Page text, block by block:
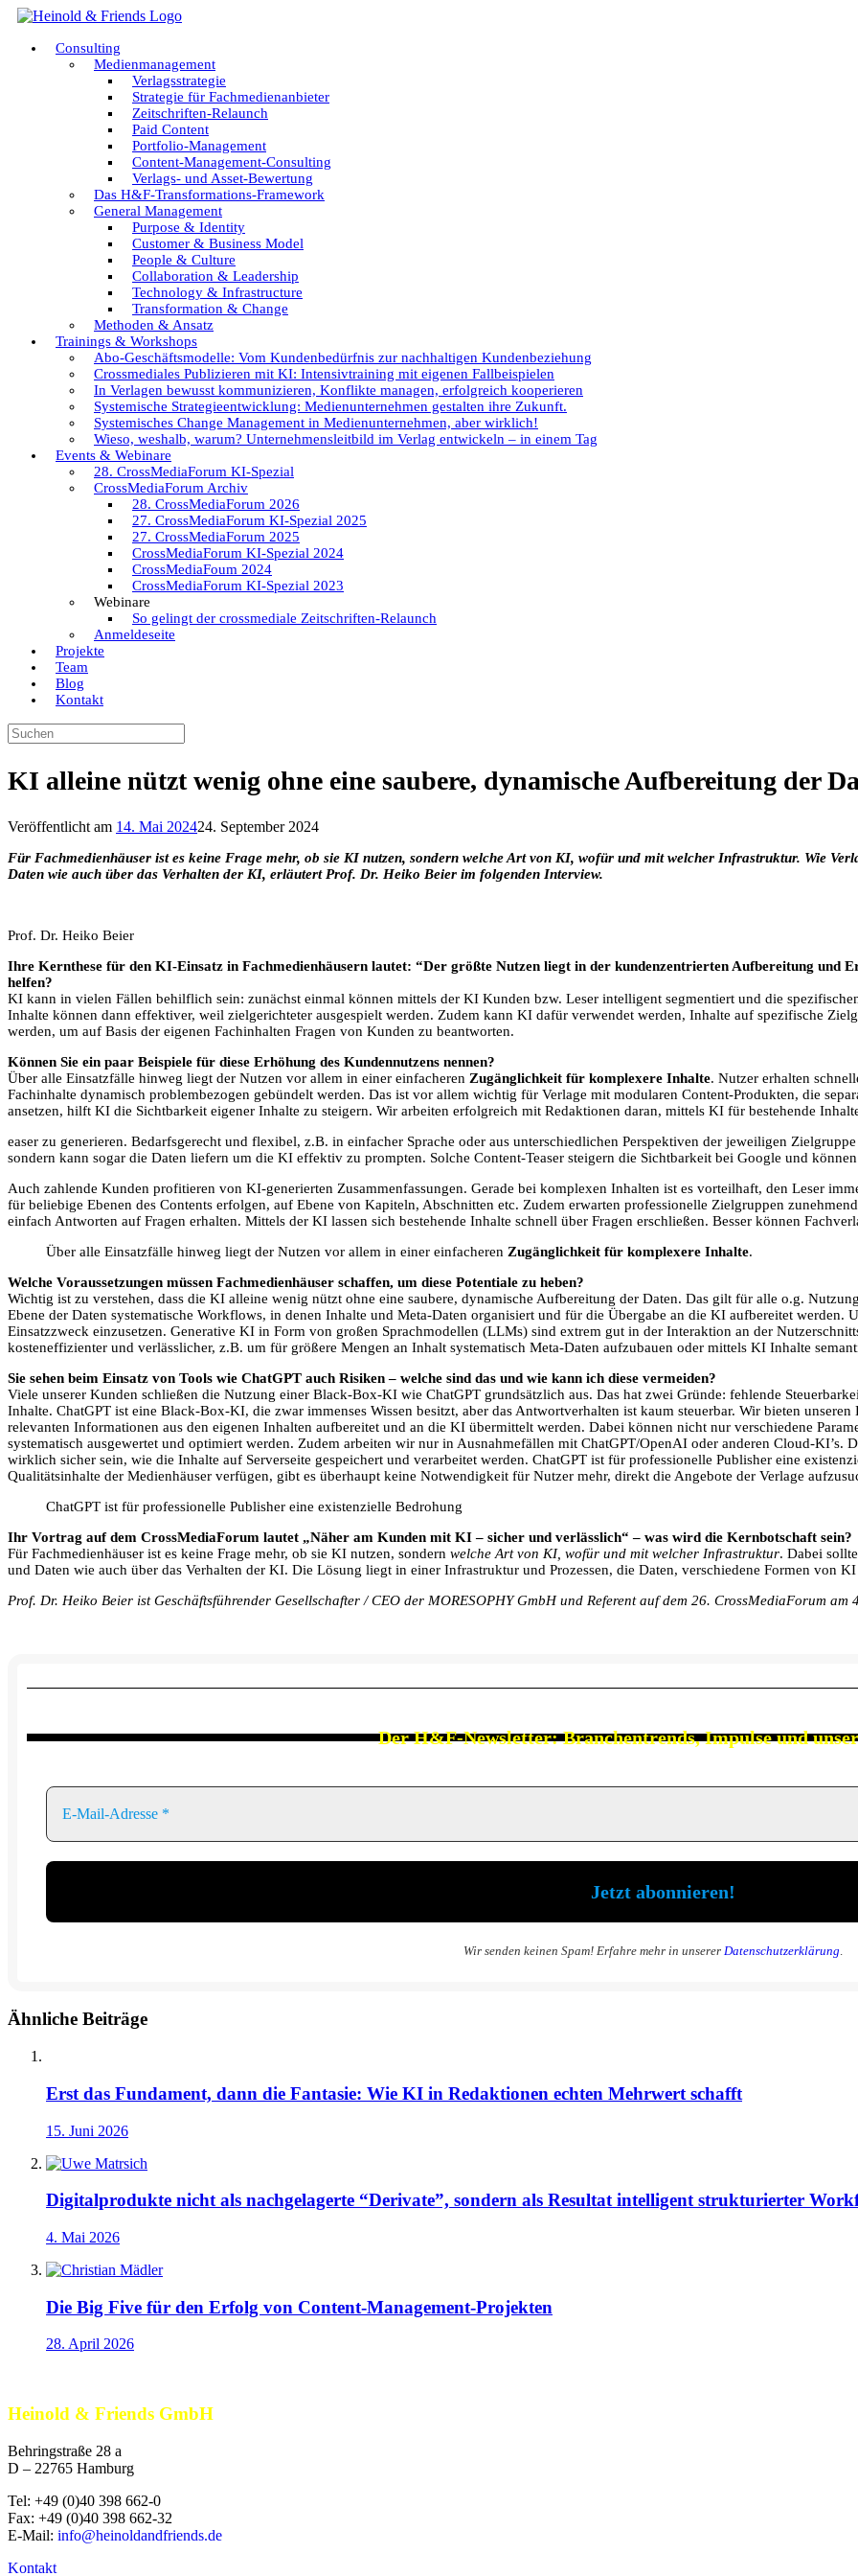
Zum
springenConsulting
Medienmanagement
Verlagsstrategie
Strategie für Fachmedienanbieter
Zeitschriften-Relaunch
Paid Content
Portfolio-Management
Content-Management-Consulting
Verlags- und Asset-Bewertung
Das H&F-Transformations-Framework
General Management
Purpose & Identity
Customer & Business Model
People & Culture
Collaboration & Leadership
Technology & Infrastructure
Transformation & Change
Methoden & Ansatz
Trainings & Workshops
Abo-Geschäftsmodelle: Vom Kundenbedürfnis zur nachhaltigen Kundenbeziehung
Crossmediales Publizieren mit KI: Intensivtraining mit eigenen Fallbeispielen
In Verlagen bewusst kommunizieren, Konflikte managen, erfolgreich kooperieren
Systemische Strategieentwicklung: Medienunternehmen gestalten ihre Zukunft.
Systemisches Change Management in Medienunternehmen, aber wirklich!
Wieso, weshalb, warum? Unternehmensleitbild im Verlag entwickeln – in einem Tag
Events & Webinare
28. CrossMediaForum KI-Spezial
CrossMediaForum Archiv
28. CrossMediaForum 2026
27. CrossMediaForum KI-Spezial 2025
27. CrossMediaForum 2025
CrossMediaForum KI-Spezial 2024
CrossMediaFoum 2024
CrossMediaForum KI-Spezial 2023
Webinare
So gelingt der crossmediale Zeitschriften-Relaunch
Anmeldeseite
Projekte
Team
Blog
Kontakt
Suchen
nach:
KI alleine nützt wenig ohne eine saubere, dynamische Aufbereitung der
Veröffentlicht am 14. Mai 202424. September 2024
Für Fachmedienhäuser ist es keine Frage mehr, ob sie KI nutzen, sondern welche Art von KI, wofür und mit welcher Infrastruktur. Wie
Daten wie auch über das Verhalten der KI, erläutert Prof. Dr. Heiko Beier im folgenden Interview.
Prof. Dr. Heiko Beier
Ihre Kernthese für den KI-Einsatz in Fachmedienhäusern lautet: “Der größte Nutzen liegt in der kundenzentrierten Aufbereitung und
helfen?
KI kann in vielen Fällen behilflich sein: zunächst einmal können mittels der KI Kunden bzw. Leser intelligent segmentiert und die
Inhalte können dann effektiver, weil zielgerichteter ausgespielt werden. Zudem kann KI dafür verwendet werden, Inhalte auf spezifische
werden, um auf Basis der eigenen Fachinhalten Fragen von Kunden zu beantworten.
Können Sie ein paar Beispiele für diese Erhöhung des Kundennutzens nennen?
Über alle Einsatzfälle hinweg liegt der Nutzen vor allem in einer einfacheren Zugänglichkeit für komplexere Inhalte. Nutzer erhalten
Fachinhalte dynamisch problembezogen gebündelt werden. Das ist vor allem wichtig für Verlage mit modularen Content-Produkten, die
ansetzen, hilft KI die Sichtbarkeit eigener Inhalte zu steigern. Wir arbeiten erfolgreich mit Redaktionen daran, mittels KI für bestehende
easer zu generieren. Bedarfsgerecht und flexibel, z.B. in einfacher Sprache oder aus unterschiedlichen Perspektiven der jeweiligen
sondern kann sogar die Daten liefern um die KI effektiv zu prompten. Solche Content-Teaser steigern die Sichtbarkeit bei Google und
Auch zahlende Kunden profitieren von KI-generierten Zusammenfassungen. Gerade bei komplexen Inhalten ist es vorteilhaft, den Leser
für beliebige Ebenen des Contents erfolgen, auf Ebene von Kapiteln, Abschnitten etc. Zudem erwarten professionelle Zielgruppen
einfach Antworten auf Fragen erhalten. Mittels der KI lassen sich bestehende Inhalte schnell über Fragen erschließen. Besser können
Über alle Einsatzfälle hinweg liegt der Nutzen vor allem in einer einfacheren Zugänglichkeit für komplexere Inhalte.
Welche Voraussetzungen müssen Fachmedienhäuser schaffen, um diese Potentiale zu heben?
Wichtig ist zu verstehen, dass die KI alleine wenig nützt ohne eine saubere, dynamische Aufbereitung der Daten. Das gilt für alle o.g.
Ebene der Daten systematische Workflows, in denen Inhalte und Meta-Daten organisiert und für die Übergabe an die KI aufbereitet
Einsatzzweck einzusetzen. Generative KI in Form von großen Sprachmodellen (LLMs) sind extrem gut in der Interaktion an der
kosteneffizienter und verlässlicher, z.B. um für größere Mengen an Inhalt systematisch Meta-Daten aufzubauen oder mittels KI Inhalte
Sie sehen beim Einsatz von Tools wie ChatGPT auch Risiken – welche sind das und wie kann ich diese vermeiden?
Viele unserer Kunden schließen die Nutzung einer Black-Box-KI wie ChatGPT grundsätzlich aus. Das hat zwei Gründe: fehlende
Inhalte. ChatGPT ist eine Black-Box-KI, die zwar immenses Wissen besitzt, aber das Antwortverhalten ist kaum steuerbar. Wir bieten
relevanten Informationen aus den eigenen Inhalten aufbereitet und an die KI übermittelt werden. Dabei können nicht nur verschiedene
systematisch ausgewertet und optimiert werden. Zudem arbeiten wir nur in Ausnahmefällen mit ChatGPT/OpenAI oder anderen Cloud-KI’s.
wirklich sicher sein, wie die Inhalte auf Serverseite gespeichert und verarbeitet werden. ChatGPT ist für professionelle Publisher eine
Qualitätsinhalte der Medienhäuser verfügen, gibt es überhaupt keine Notwendigkeit für Nutzer mehr, direkt die Angebote der Verlage
ChatGPT ist für professionelle Publisher eine existenzielle Bedrohung
Ihr Vortrag auf dem CrossMediaForum lautet „Näher am Kunden mit KI – sicher und verlässlich“ – was wird die Kernbotschaft sein?
Für Fachmedienhäuser ist es keine Frage mehr, ob sie KI nutzen, sondern welche Art von KI, wofür und mit welcher Infrastruktur. Dabei
und Daten wie auch über das Verhalten der KI. Die Lösung liegt in einer Infrastruktur und Prozessen, die Daten, verschiedene Formen von
Prof. Dr. Heiko Beier ist Geschäftsführender Gesellschafter / CEO der MORESOPHY GmbH und Referent auf dem 26. CrossMediaForum
DerH&F-Newsletter: Branchentrends, Impulse und
Wir senden keinen Spam! Erfahre mehr in unserer Datenschutzerklärung
Ähnliche Beiträge
Erst das Fundament, dann die Fantasie: Wie KI in Redaktionen echten Mehrwert schafft
15. Juni 2026
Digitalprodukte nicht als nachgelagerte “Derivate”, sondern als Resultat intelligent strukturierter
4. Mai 2026
Die Big Five für den Erfolg von Content-Management-Projekten
28. April 2026
Heinold & Friends GmbH
Behringstraße 28 a
D – 22765 Hamburg
Tel: +49 (0)40 398 662-0
Fax: +49 (0)40 398 662-32
E-Mail: info@heinoldandfriends.de
Kontakt